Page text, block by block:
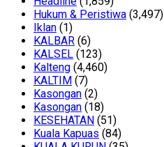
Hukum & Peristiwa (3,497)
Iklan (1)
KALBAR (6)
KALSEL (123)
Kalteng (4,460)
KALTIM (7)
Kasongan (2)
Kasongan (18)
KESEHATAN (51)
Kuala Kapuas (84)